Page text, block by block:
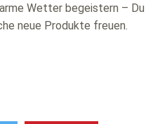
Wetter begeistern – Du
neue Produkte freuen.